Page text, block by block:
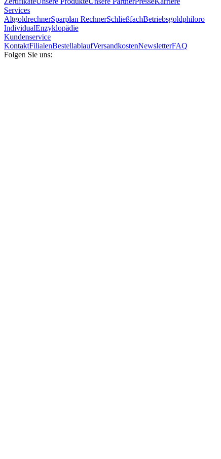
Services
AltgoldrechnerSparplan RechnerSchließfachBetriebsgoldphiloro
IndividualEnzyklopädie
Kundenservice
KontaktFilialenBestellablaufVersandkostenNewsletterFAQ
Folgen Sie uns: